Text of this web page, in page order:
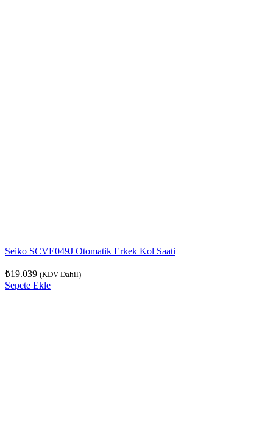
Seiko SCVE049J Otomatik Erkek Kol Saati
₺19.039 (KDV Dahil)
Sepete Ekle